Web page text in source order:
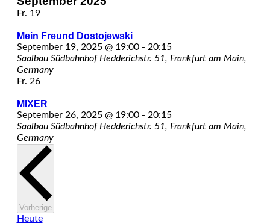
Fr. 19
Mein Freund Dostojewski
September 19, 2025 @ 19:00- 20:15
Saalbau SüdbahnhofHedderichstr. 51, Frankfurt am Main,
Germany
Fr. 26
MIXER
September 26, 2025 @ 19:00- 20:15
Saalbau SüdbahnhofHedderichstr. 51, Frankfurt am Main,
Germany
VorherigeVeranstaltungen
Heute